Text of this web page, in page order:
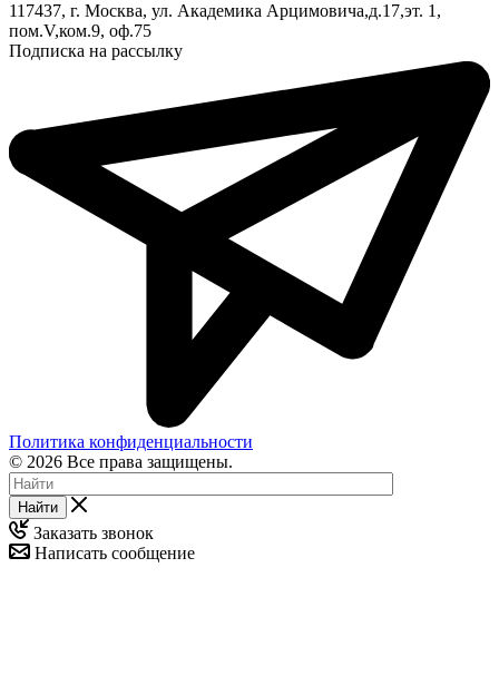
117437, г. Москва, ул. Академика Арцимовича,д.17,эт. 1,
пом.V,ком.9, оф.75
Подписка на рассылку
Политика конфиденциальности
© 2026 Все права защищены.
Найти
Заказать звонок
Написать сообщение